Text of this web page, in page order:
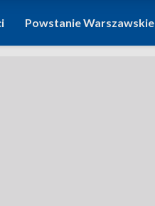
Powstanie Warszawskie